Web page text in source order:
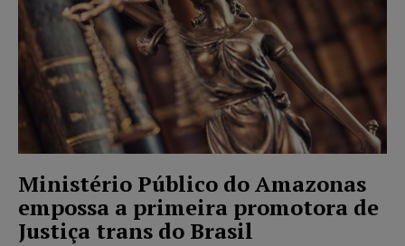
Ministério Público do Amazonas
empossa a primeira promotora de
Justiça trans do Brasil